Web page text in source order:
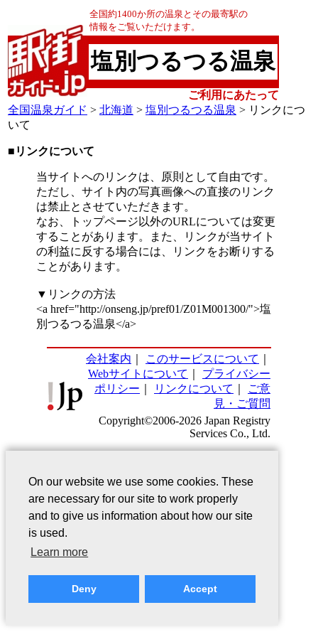
全国約1400か所の温泉とその最寄駅の
情報をご覧いただけます。
塩別つるつる温泉
ご利用にあたって
全国温泉ガイド > 北海道 > 塩別つるつる温泉 > リンクにつ
いて
■リンクについて
当サイトへのリンクは、原則として自由です。
ただし、サイト内の写真画像への直接のリンク
は禁止とさせていただきます。
なお、トップページ以外のURLについては変更
することがあります。また、リンクが当サイト
の利益に反する場合には、リンクをお断りする
ことがあります。
▼リンクの方法
<a href="http://onseng.jp/pref01/Z01M001300/">塩
別つるつる温泉</a>
会社案内 このサービスについて
Webサイトについて
プライバシー
ポリシー
リンクについて
ご意
見・ご質問
Copyright©2006-2026 Japan Registry
Services Co., Ltd.
On our website we use some cookies. These
are necessary for our site to work properly
and to give us information about how our site
is used.
Learn more
Deny Accept